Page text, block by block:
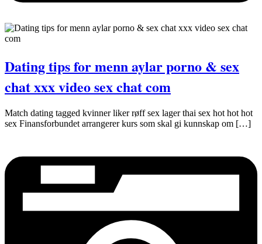
Dating tips for menn aylar porno & sex
chat xxx video sex chat com
Match dating tagged kvinner liker røff sex lager thai sex hot hot hot
sex Finansforbundet arrangerer kurs som skal gi kunnskap om […]